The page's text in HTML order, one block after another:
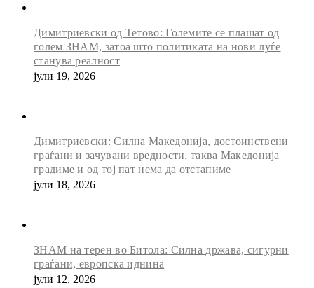
Димитриевски од Тетово: Големите се плашат од
голем ЗНАМ, затоа што политиката на нови луѓе
станува реалност
јули 19, 2026
Димитриевски: Силна Македонија, достоинствени
граѓани и зачувани вредности, таква Македонија
градиме и од тој пат нема да отстапиме
јули 18, 2026
ЗНАМ на терен во Битола: Силна држава, сигурни
граѓани, европска иднина
јули 12, 2026